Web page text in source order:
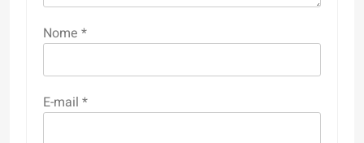
Nome *
E-mail *